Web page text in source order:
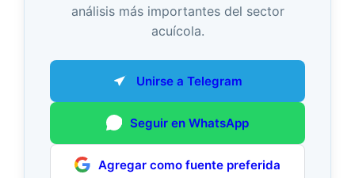
análisis más importantes del sector
acuícola.
Unirse a Telegram
Seguir en WhatsApp
Agregar como fuente preferida